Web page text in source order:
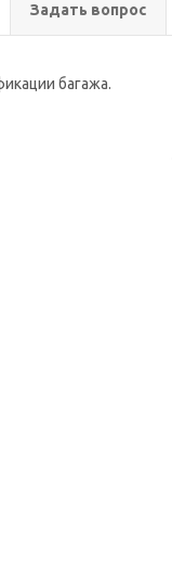
Задать вопрос
багажа.